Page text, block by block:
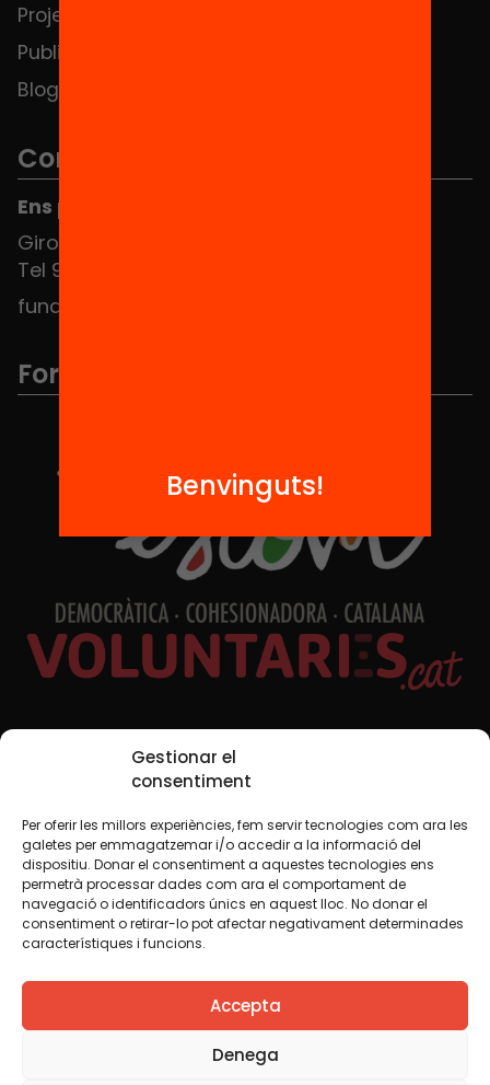
Gestionar el
consentiment
Per oferir les millors experiències, fem servir tecnologies com ara les
galetes per emmagatzemar i/o accedir a la informació del
dispositiu. Donar el consentiment a aquestes tecnologies ens
permetrà processar dades com ara el comportament de
navegació o identificadors únics en aquest lloc. No donar el
consentiment o retirar-lo pot afectar negativament determinades
característiques i funcions.
Accepta
Denega
Projectes
Publicacions i vídeos
Blog
Contacte
Ens pots trobar al Hub Social
Girona 34, interior 08010 Barcelona
Tel 934 588 700
fundacio@equitat.org
Formem part de...
Xarxes Socials
TWT YTB IG FB IN
Avís legalPolítica de cookies
Creiem que el coneixement s’ha de compartir. Per això
fem servir una llicència Creative Commons, llevat que en
algun material indiquem el contrari. Us animem a copiar,
redistribuir, remesclar o transformar i crear els continguts
Benvinguts!